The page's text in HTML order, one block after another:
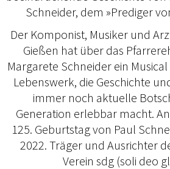
Schneider, dem »Prediger
Der Komponist, Musiker und
Gießen hat über das
Margarete Schneider ein
Lebenswerk, die Geschichte
immer noch aktuelle
Generation erlebbar macht.
125. Geburtstag von Paul
2022. Träger und Ausrichter
Verein sdg (soli deo